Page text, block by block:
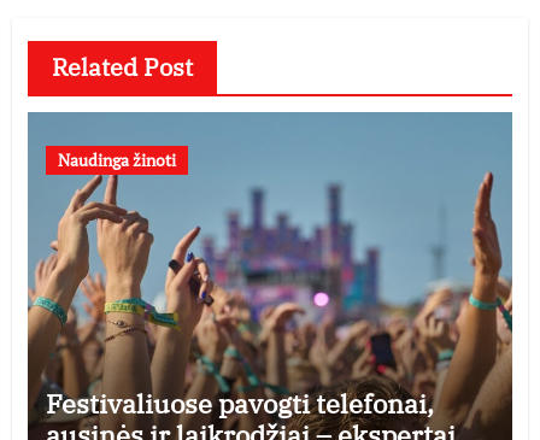
Related Post
Naudinga žinoti
Festivaliuose pavogti telefonai,